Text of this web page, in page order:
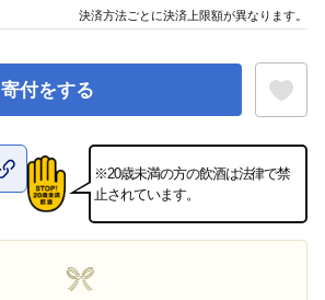
寄付をする
お気に入
※20歳未満の方の飲酒は法律で禁
止されています。
決済方法ごとに決済上限額が異なります。